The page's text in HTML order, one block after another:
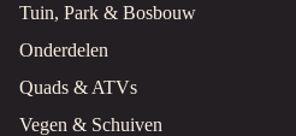
Tuin, Park & Bosbouw
Onderdelen
Quads & ATVs
Vegen & Schuiven